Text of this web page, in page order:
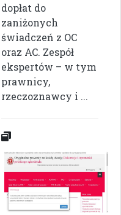
dopłat do
zaniżonych
świadczeń z OC
oraz AC. Zespół
ekspertów – w tym
prawnicy,
rzeczoznawcy i ...